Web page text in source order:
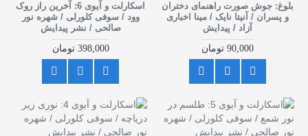
بلوغ: جوش صورت راهنمای دختران
و پسران / آنیتا نایک / مینا اخباری
آزاد / پیدایش
90,000 تومان
اسکارلت و آیوی 6: آخرین راز روک
وود / سوفی کلورلی / شهره نور
صالحی / نشر پیدایش
398,000 تومان